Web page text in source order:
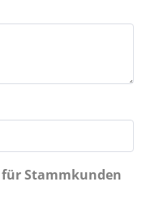
Stammkunden